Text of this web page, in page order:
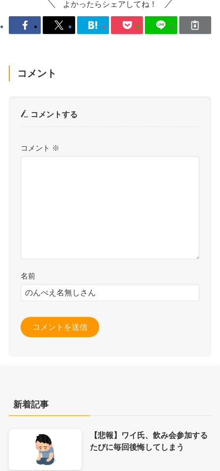
よかったらシェアしてね！
コメント
コメントする
コメント ※
名前
新着記事
【悲報】ワイ氏、飲み会参加する
たびに毎回後悔してしまう